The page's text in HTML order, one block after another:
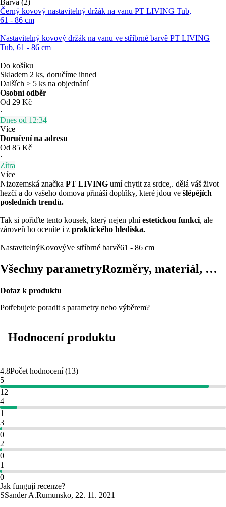
Černý kovový nastavitelný držák na vanu PT LIVING Tub,
61 - 86 cm
Nastavitelný kovový držák na vanu ve stříbrné barvě PT LIVING
Tub, 61 - 86 cm
Do košíku
Skladem 2 ks, doručíme ihned
Dalších > 5 ks na objednání
Osobní odběr
Od 29 Kč
·
Dnes od 12:34
Více
Doručení na adresu
Od 85 Kč
·
Zítra
Více
Nizozemská značka PT LIVING umí chytit za srdce,. dělá váš život
hezčí a do vašeho domova přináší doplňky, které jdou ve šlépějích
posledních trendů.
Tak si pořiďte tento kousek, který nejen plníestetickou funkci, ale
zároveň ho oceníte i z praktického hlediska.
NastavitelnýKovovýVe stříbrné barvě61 - 86 cm
Všechny parametryRozměry, materiál, …
Dotaz k produktu
Potřebujete poradit s parametry nebo výběrem?
Hodnocení produktu
4.8Počet hodnocení(13)
5
12
4
1
3
0
2
0
1
0
Jak fungují recenze?
SSander A.Rumunsko, 22. 11. 2021